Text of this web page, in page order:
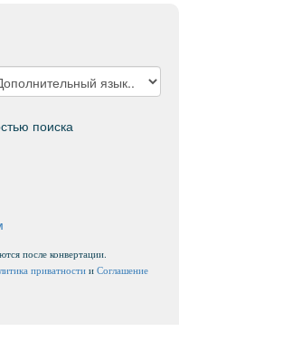
поиска
после конвертации.
приватности иСоглашение